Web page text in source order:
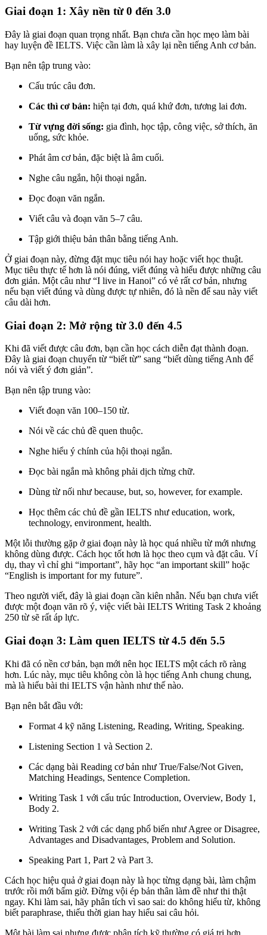
Giai đoạn 1: Xây nền từ 0 đến 3.0
Đây là giai đoạn quan trọng nhất. Bạn chưa cần học mẹo làm bài
hay luyện đề IELTS. Việc cần làm là xây lại nền tiếng Anh cơ bản.
Bạn nên tập trung vào:
Cấu trúc câu đơn.
Các thì cơ bản: hiện tại đơn, quá khứ đơn, tương lai đơn.
Từ vựng đời sống: gia đình, học tập, công việc, sở thích, ăn
uống, sức khỏe.
Phát âm cơ bản, đặc biệt là âm cuối.
Nghe câu ngắn, hội thoại ngắn.
Đọc đoạn văn ngắn.
Viết câu và đoạn văn 5–7 câu.
Tập giới thiệu bản thân bằng tiếng Anh.
Ở giai đoạn này, đừng đặt mục tiêu nói hay hoặc viết học thuật.
Mục tiêu thực tế hơn là nói đúng, viết đúng và hiểu được những câu
đơn giản. Một câu như “I live in Hanoi” có vẻ rất cơ bản, nhưng
nếu bạn viết đúng và dùng được tự nhiên, đó là nền để sau này viết
câu dài hơn.
Giai đoạn 2: Mở rộng từ 3.0 đến 4.5
Khi đã viết được câu đơn, bạn cần học cách diễn đạt thành đoạn.
Đây là giai đoạn chuyển từ “biết từ” sang “biết dùng tiếng Anh để
nói và viết ý đơn giản”.
Bạn nên tập trung vào:
Viết đoạn văn 100–150 từ.
Nói về các chủ đề quen thuộc.
Nghe hiểu ý chính của hội thoại ngắn.
Đọc bài ngắn mà không phải dịch từng chữ.
Dùng từ nối như because, but, so, however, for example.
Học thêm các chủ đề gần IELTS như education, work,
technology, environment, health.
Một lỗi thường gặp ở giai đoạn này là học quá nhiều từ mới nhưng
không dùng được. Cách học tốt hơn là học theo cụm và đặt câu. Ví
dụ, thay vì chỉ ghi “important”, hãy học “an important skill” hoặc
“English is important for my future”.
Theo người viết, đây là giai đoạn cần kiên nhẫn. Nếu bạn chưa viết
được một đoạn văn rõ ý, việc viết bài IELTS Writing Task 2 khoảng
250 từ sẽ rất áp lực.
Giai đoạn 3: Làm quen IELTS từ 4.5 đến 5.5
Khi đã có nền cơ bản, bạn mới nên học IELTS một cách rõ ràng
hơn. Lúc này, mục tiêu không còn là học tiếng Anh chung chung,
mà là hiểu bài thi IELTS vận hành như thế nào.
Bạn nên bắt đầu với:
Format 4 kỹ năng Listening, Reading, Writing, Speaking.
Listening Section 1 và Section 2.
Các dạng bài Reading cơ bản như True/False/Not Given,
Matching Headings, Sentence Completion.
Writing Task 1 với cấu trúc Introduction, Overview, Body 1,
Body 2.
Writing Task 2 với các dạng phổ biến như Agree or Disagree,
Advantages and Disadvantages, Problem and Solution.
Speaking Part 1, Part 2 và Part 3.
Cách học hiệu quả ở giai đoạn này là học từng dạng bài, làm chậm
trước rồi mới bấm giờ. Đừng vội ép bản thân làm đề như thi thật
ngay. Khi làm sai, hãy phân tích vì sao sai: do không hiểu từ, không
biết paraphrase, thiếu thời gian hay hiểu sai câu hỏi.
Một bài làm sai nhưng được phân tích kỹ thường có giá trị hơn